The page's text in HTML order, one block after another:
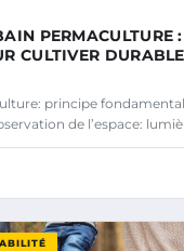
PERMACULTURE
CULTIVER
principe
de l’espace: